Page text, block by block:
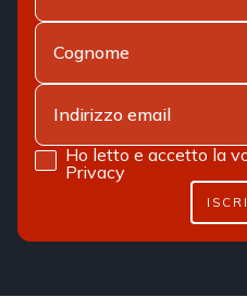
Ho letto e accetto la
Privacy